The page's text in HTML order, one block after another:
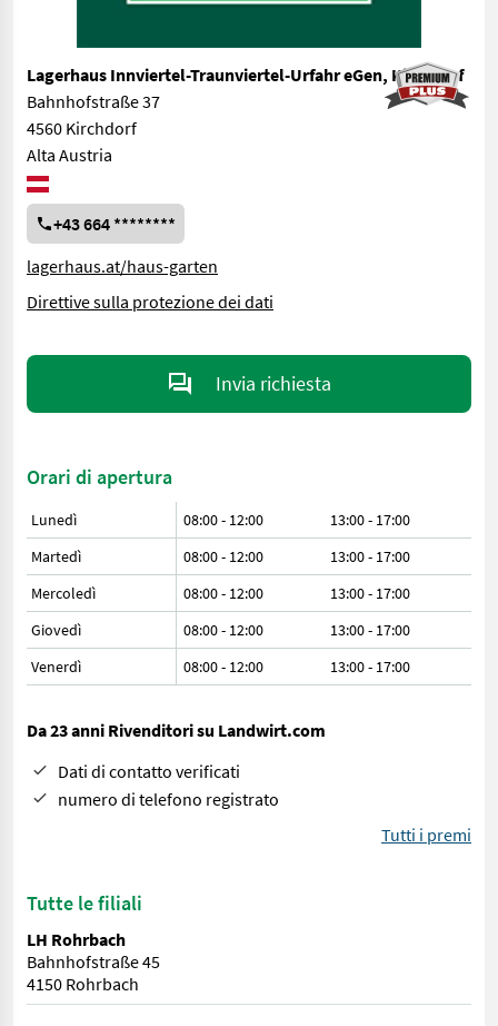
Lagerhaus Innviertel-Traunviertel-Urfahr eGen, Kirchdorf
Bahnhofstraße 37
4560 Kirchdorf
Alta Austria
+43 664 ********
lagerhaus.at/haus-garten
Direttive sulla protezione dei dati
Invia richiesta
Orari di apertura
Lunedì 08:00 - 12:00
13:00 - 17:00
Martedì
08:00 - 12:00
13:00 - 17:00
Mercoledì
08:00 - 12:00
13:00 - 17:00
Giovedì
08:00 - 12:00
13:00 - 17:00
Venerdì
08:00 - 12:00 13:00 - 17:00
Da 23 anni Rivenditori su Landwirt.com
Dati di contatto verificati
numero di telefono registrato
Tutti i premi
Tutte le filiali
LH Rohrbach
Bahnhofstraße 45
4150 Rohrbach